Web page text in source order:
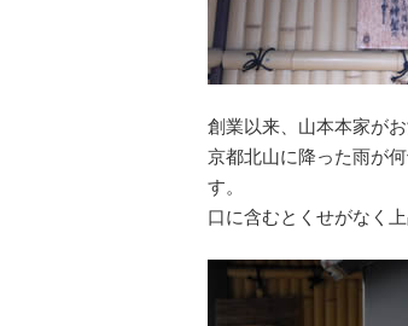
創業以来、山本本家が
京都北山に降った雨が
す。
口に含むとくせがなく